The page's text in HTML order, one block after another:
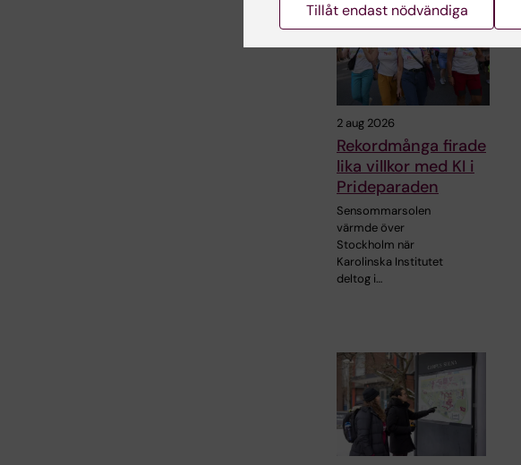
2 aug 2026
Rekordmånga firade
lika villkor med KI i
Prideparaden
Sensommarsolen
värmde över
Stockholm när
Karolinska Institutet
deltog i…
Tillåt endast nödvändiga